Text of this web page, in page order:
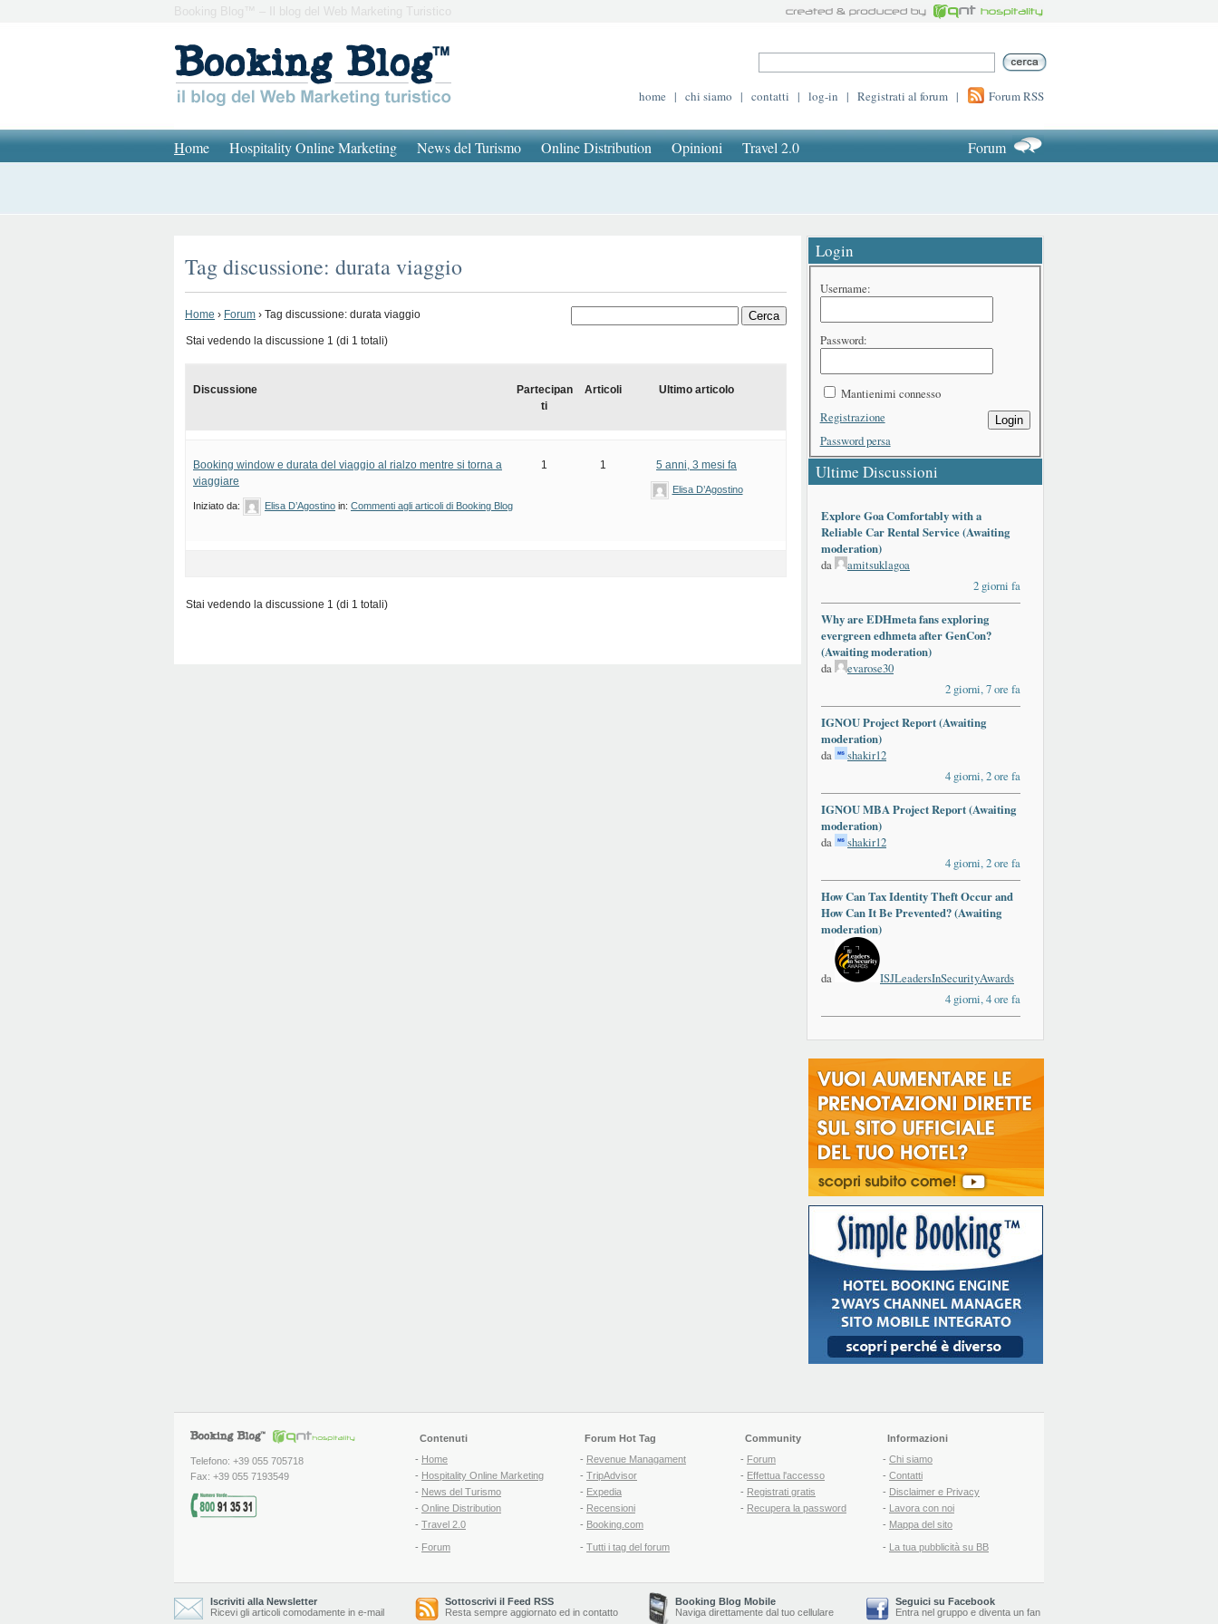
Booking Blog™ – Il blog del Web Marketing Turistico
home | chi siamo | contatti | log-in | Registrati al forum | Forum RSS
Home Hospitality Online Marketing News del Turismo Online Distribution Opinioni Travel 2.0 Forum
Tag discussione: durata viaggio
Home › Forum › Tag discussione: durata viaggio
Stai vedendo la discussione 1 (di 1 totali)
Discussione
Partecipan
ti
Articoli Ultimo articolo
Booking window e durata del viaggio al rialzo mentre si torna a
viaggiare
Iniziato da: Elisa D’Agostino in: Commenti agli articoli di Booking Blog
1 1 5 anni, 3 mesi fa
Elisa D’Agostino
Stai vedendo la discussione 1 (di 1 totali)
Login
Username:
Password:
Mantienimi connesso
Login
Registrazione
Password persa
Ultime Discussioni
Explore Goa Comfortably with a
Reliable Car Rental Service (Awaiting
moderation)
da
amitsuklagoa
2 giorni fa
Why are EDHmeta fans exploring
evergreen edhmeta after GenCon?
(Awaiting moderation)
da
evarose30
2 giorni, 7 ore fa
IGNOU Project Report (Awaiting
moderation)
da
shakir12
4 giorni, 2 ore fa
IGNOU MBA Project Report (Awaiting
moderation)
da
shakir12
4 giorni, 2 ore fa
How Can Tax Identity Theft Occur and
How Can It Be Prevented? (Awaiting
moderation)
da
ISJLeadersInSecurityAwards
4 giorni, 4 ore fa
Telefono: +39 055 705718
Fax: +39 055 7193549
Contenuti
- Home
- Hospitality Online Marketing
- News del Turismo
- Online Distribution
- Travel 2.0
- Forum
Forum Hot Tag
- Revenue Managament
- TripAdvisor
- Expedia
- Recensioni
- Booking.com
- Tutti i tag del forum
Community
- Forum
- Effettua l'accesso
- Registrati gratis
- Recupera la password
Informazioni
- Chi siamo
- Contatti
- Disclaimer e Privacy
- Lavora con noi
- Mappa del sito
- La tua pubblicità su BB
Iscriviti alla Newsletter
Ricevi gli articoli comodamente in e-mail
Sottoscrivi il Feed RSS
Resta sempre aggiornato ed in contatto
Booking Blog Mobile
Naviga direttamente dal tuo cellulare
Seguici su Facebook
Entra nel gruppo e diventa un fan